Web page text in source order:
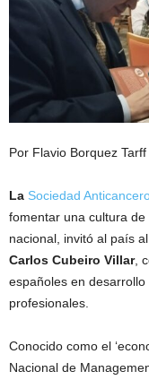
Por Flavio Borquez Tarff
La Sociedad
fomentar una cultura
nacional, invitó al país al
Carlos Cubeiro Villar,
españoles en
profesionales.
Conocido como el
Nacional de